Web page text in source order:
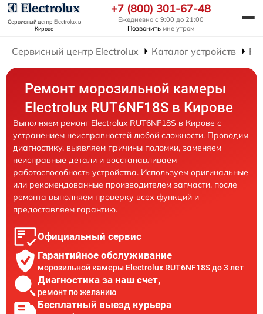
Сервисный центр Electroluxв
Кирове
+7 (800) 301-67-48
Ежедневно с 9:00 до 21:00
Позвонить мне утром
Сервисный центр Electrolux Каталог устройств
Ремонт морозильной камеры
Electrolux RUT6NF18S в Кирове
Выполняем ремонт Electrolux RUT6NF18S в Кирове с
устранением неисправностей любой сложности. Проводим
диагностику, выявляем причины поломки, заменяем
неисправные детали и восстанавливаем
работоспособность устройства. Используем оригинальные
или рекомендованные производителем запчасти, после
ремонта выполняем проверку всех функций и
предоставляем гарантию.
Официальный сервис
Гарантийное обслуживание
морозильной камеры Electrolux RUT6NF18S до 3 лет
Диагностика за наш счет,
ремонт по желанию
Бесплатный выезд курьера